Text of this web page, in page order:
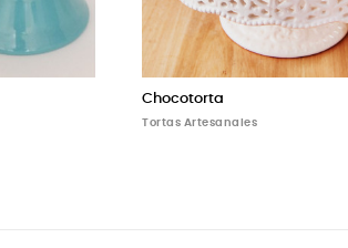
Chocotorta
Tortas Artesanales